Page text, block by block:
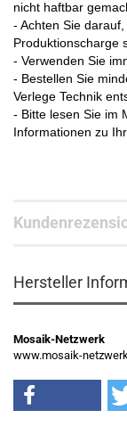
nicht haftbar
- Achten Sie
Produktionscharge
- Verwenden Sie
- Bestellen Sie
Verlege Technik
- Bitte lesen Sie im
Informationen zu
Hersteller
Mosaik-Netzwerk
www.mosaik-